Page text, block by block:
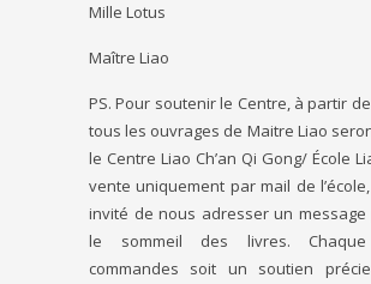
Mille Lotus
Maître Liao
PS. Pour soutenir le Centre, à partir
tous les ouvrages de Maitre Liao
le Centre Liao Ch’an Qi Gong/ École
vente uniquement par mail de
invité de nous adresser un
le sommeil des livres.
commandes soit un soutien